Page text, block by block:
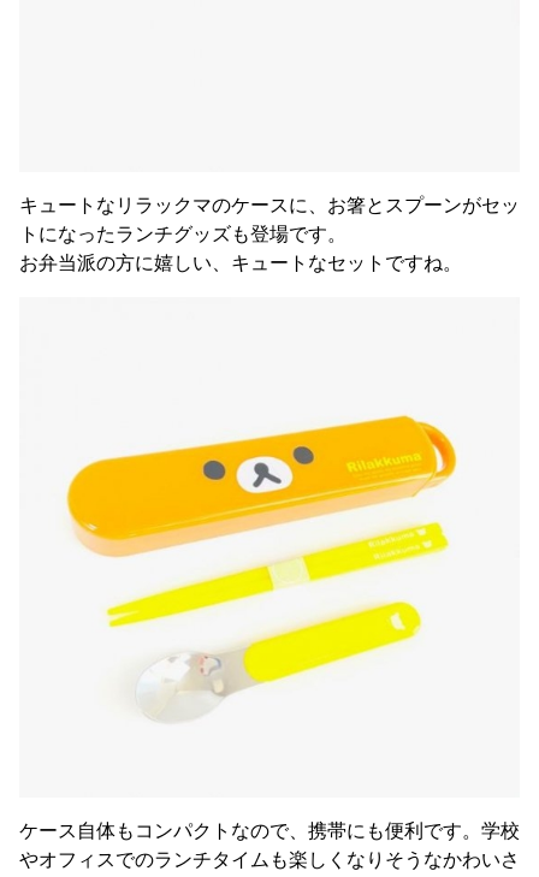
キュートなリラックマのケースに、お箸とスプーンがセッ
トになったランチグッズも登場です。
お弁当派の方に嬉しい、キュートなセットですね。
ケース自体もコンパクトなので、携帯にも便利です。学校
やオフィスでのランチタイムも楽しくなりそうなかわいさ